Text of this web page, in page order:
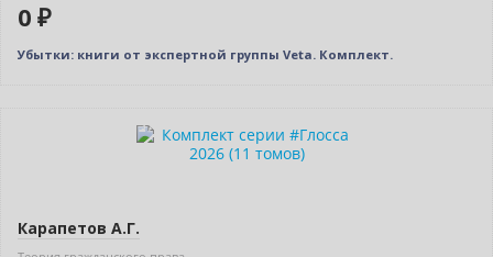
0 ₽
Убытки: книги от экспертной группы Veta. Комплект.
–10% (скидка 4157 ₽)
Карапетов А.Г.